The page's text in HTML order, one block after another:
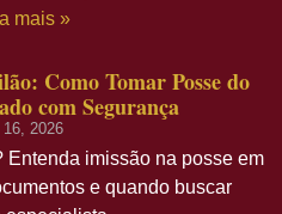
mais »
Como Tomar Posse do
com Segurança
16, 2026
imissão na posse em
e quando buscar